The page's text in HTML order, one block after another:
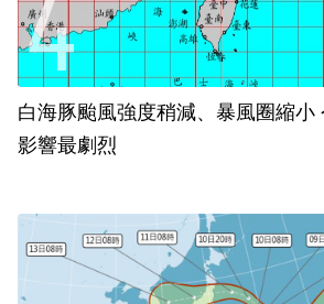
白海豚颱風強度稍減、暴風圈縮小
影響最劇烈